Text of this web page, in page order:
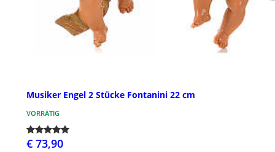
Musiker Engel 2 Stücke Fontanini 22 cm
VORRÄTIG
€ 73,90